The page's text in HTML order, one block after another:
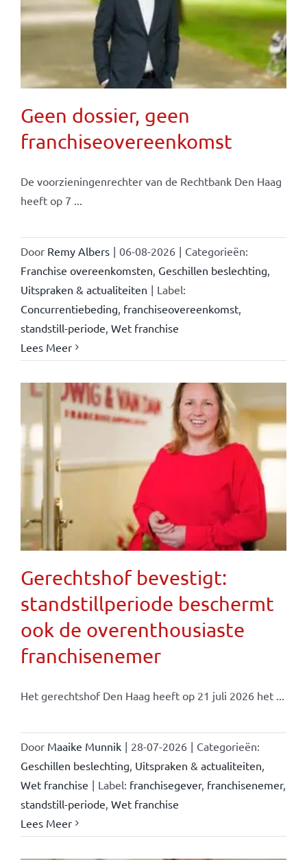
Geen dossier, geen
franchiseovereenkomst
De voorzieningenrechter van de Rechtbank Den Haag
heeft op 7 ...
Door Remy Albers | 06-08-2026 | Categorieën:
Franchise overeenkomsten Geschillen beslechting
Uitspraken & actualiteiten | Label:
Concurrentiebeding franchiseovereenkomst,
standstill-periode Wet franchise
Lees Meer
Gerechtshof bevestigt:
standstillperiode beschermt
ook de overenthousiaste
franchisenemer
Het gerechtshof Den Haag heeft op 21 juli 2026 het ...
Door Maaike Munnik | 28-07-2026 | Categorieën:
Geschillen beslechting Uitspraken & actualiteiten
Wet franchise | Label: franchisegever, franchisenemer,
standstill-periode Wet franchise
Lees Meer